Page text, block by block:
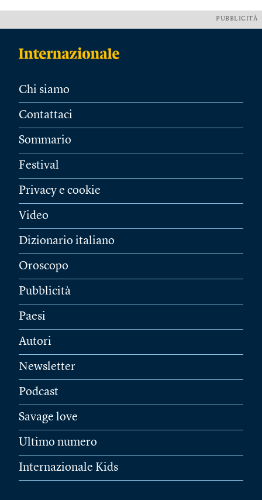
PUBBLICITÀ
Chi siamo
Contattaci
Sommario
Festival
Privacy e cookie
Video
Dizionario italiano
Oroscopo
Pubblicità
Paesi
Autori
Newsletter
Podcast
Savage love
Ultimo numero
Internazionale Kids